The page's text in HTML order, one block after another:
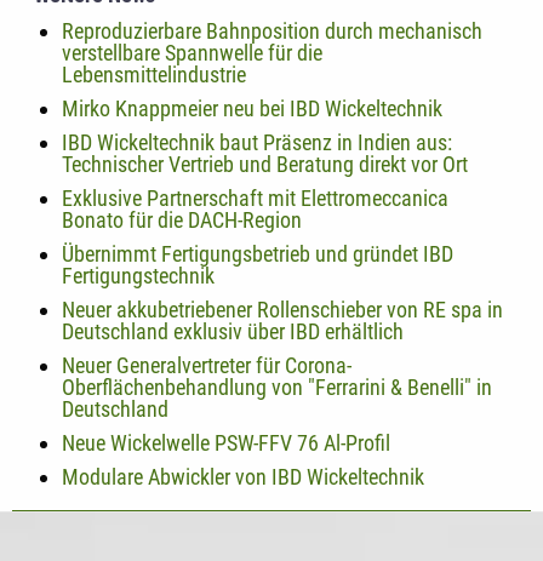
Reproduzierbare Bahnposition durch mechanisch
verstellbare Spannwelle für die
Lebensmittelindustrie
Mirko Knappmeier neu bei IBD Wickeltechnik
IBD Wickeltechnik baut Präsenz in Indien aus:
Technischer Vertrieb und Beratung direkt vor Ort
Exklusive Partnerschaft mit Elettromeccanica
Bonato für die DACH-Region
Übernimmt Fertigungsbetrieb und gründet IBD
Fertigungstechnik
Neuer akkubetriebener Rollenschieber von RE spa in
Deutschland exklusiv über IBD erhältlich
Neuer Generalvertreter für Corona-
Oberflächenbehandlung von "Ferrarini & Benelli" in
Deutschland
Neue Wickelwelle PSW-FFV 76 Al-Profil
Modulare Abwickler von IBD Wickeltechnik